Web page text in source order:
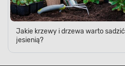
Jakie krzewy i drzewa warto sadzić
jesienią?